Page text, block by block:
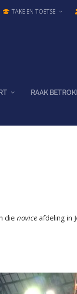
TAKE EN TOETSE
RAAK
dienovice afdeling in